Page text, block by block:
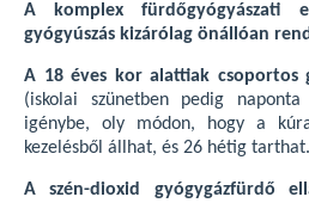
A komplex fürdőgyógyászati
gyógyúszás kizárólag önállóan
A 18 éves kor alattiak csoportos
(iskolai szünetben pedig
igénybe, oly módon, hogy a
kezelésből állhat, és 26 hétig tarthat.
A szén-dioxid gyógygázfürdő